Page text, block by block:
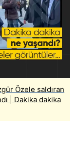
Özele saldıran
| Dakika dakika